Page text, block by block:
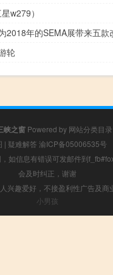
w279）
2018年的SEMA展带来五款
轮
峡之窗 Powered by 网站分类目录
| 疑难解答 渝ICP备05006535号
如信息有错误可发邮件到
会及时纠正，谢谢
兴趣爱好，不接盈利性广告及商
小男孩